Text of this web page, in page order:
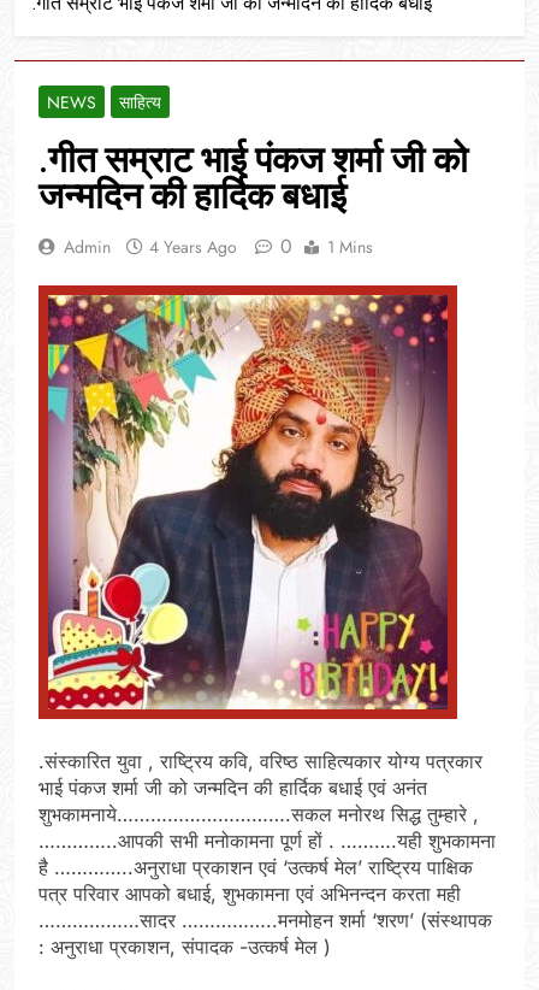
NEWS साहित्य
.गीत सम्राट भाई पंकज शर्मा जी को
जन्मदिन की हार्दिक बधाई
Admin 4 Years Ago 0 1 Mins
.संस्कारित युवा , राष्ट्रिय कवि, वरिष्ठ साहित्यकार योग्य पत्रकार
भाई पंकज शर्मा जी को जन्मदिन की हार्दिक बधाई एवं अनंत
शुभकामनाये………………………….सकल मनोरथ सिद्ध तुम्हारे ,
…………..आपकी सभी मनोकामना पूर्ण हों . ……….यही शुभकामना
है …………..अनुराधा प्रकाशन एवं ‘उत्कर्ष मेल’ राष्ट्रिय पाक्षिक
पत्र परिवार आपको बधाई, शुभकामना एवं अभिनन्दन करता मही
………………सादर ……………..मनमोहन शर्मा ‘शरण’ (संस्थापक
: अनुराधा प्रकाशन, संपादक -उत्कर्ष मेल )